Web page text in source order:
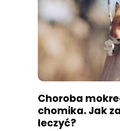
Choroba
chomika. Jak
leczyć?